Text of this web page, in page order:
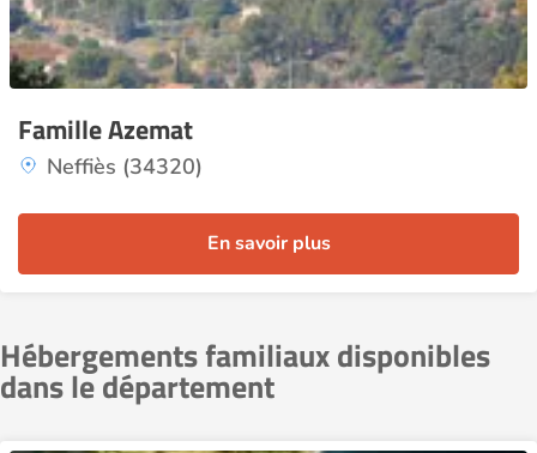
Famille Azemat
Neffiès (34320)
En savoir plus
Hébergements familiaux disponibles
dans le département